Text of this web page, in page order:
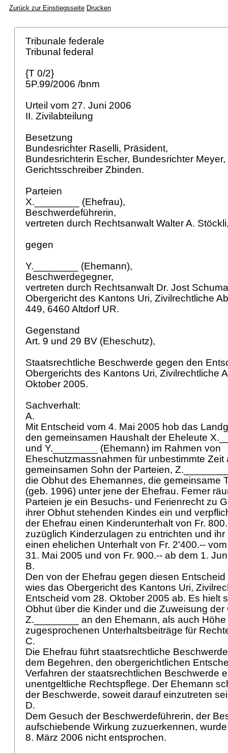
Zurück zur Einstiegsseite Drucken
Tribunale federale
Tribunal federal
{T 0/2}
5P.99/2006 /bnm
Urteil vom 27. Juni 2006
II. Zivilabteilung
Besetzung
Bundesrichter Raselli, Präsident,
Bundesrichterin Escher, Bundesrichter Meyer,
Gerichtsschreiber Zbinden.
Parteien
X.________ (Ehefrau),
Beschwerdeführerin,
vertreten durch Rechtsanwalt Walter A.
gegen
Y.________ (Ehemann),
Beschwerdegegner,
vertreten durch Rechtsanwalt Dr. Jost
Obergericht des Kantons Uri, Zivilrechtliche
449, 6460 Altdorf UR.
Gegenstand
Art. 9 und 29 BV (Eheschutz),
Staatsrechtliche Beschwerde gegen den
Obergerichts des Kantons Uri, Zivilrechtliche
Oktober 2005.
Sachverhalt:
A.
Mit Entscheid vom 4. Mai 2005 hob das
den gemeinsamen Haushalt der Eheleute
und Y.________ (Ehemann) im Rahmen von
Eheschutzmassnahmen für unbestimmte Zeit
gemeinsamen Sohn der Parteien,
die Obhut des Ehemannes, die gemeinsame
(geb. 1996) unter jene der Ehefrau. Ferner
Parteien je ein Besuchs- und Ferienrecht zu
ihrer Obhut stehenden Kindes ein und
der Ehefrau einen Kinderunterhalt von Fr.
zuzüglich Kinderzulagen zu entrichten und
einen ehelichen Unterhalt von Fr. 2'400.--
31. Mai 2005 und von Fr. 900.-- ab dem 1.
B.
Den von der Ehefrau gegen diesen
wies das Obergericht des Kantons Uri,
Entscheid vom 28. Oktober 2005 ab. Es hielt
Obhut über die Kinder und die Zuweisung der
Z.________ an den Ehemann, als auch
zugesprochenen Unterhaltsbeiträge für
C.
Die Ehefrau führt staatsrechtliche
dem Begehren, den obergerichtlichen
Verfahren der staatsrechtlichen Beschwerde
unentgeltliche Rechtspflege. Der Ehemann
der Beschwerde, soweit darauf einzutreten
D.
Dem Gesuch der Beschwerdeführerin, der
aufschiebende Wirkung zuzuerkennen,
8. März 2006 nicht entsprochen.